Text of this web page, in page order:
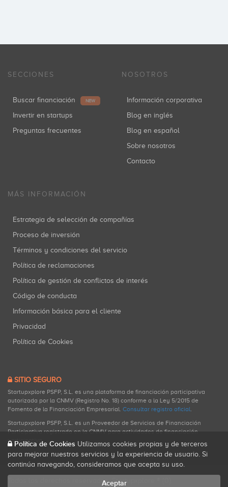
SECCIONES
Buscar financiación NEW
Invertir en startups
Preguntas frecuentes
NOSOTROS
Información corporativa
Blog en inglés
Blog en español
Sobre nosotros
Contacto
MÁS INFORMACIÓN
Estrategia de selección de compañías
Proceso de inversión
Términos y condiciones del servicio
Política de reclamaciones
Política de gestión de conflictos de interés
Código de conducta
Información básica para el cliente
Privacidad
Política de Cookies
SITIO SEGURO
Startupxplore PSFP, S.L. es una plataforma de financiación participativa
autorizada por la CNMV (Registro No. 18) conforme a la Ley 5/2015 de
Fomento de la Financiación Empresarial. Consultar registro oficial.
Startupxplore PSFP, S.L. es un Proveedor de Servicios de Financiación
Participativa registrado en la CNMV para actividades de financiación
participativa.
Todos los derechos reservados. Startupxplore ® {0}.
Política de Cookies Utilizamos cookies propias y de terceros
para mejorar nuestros servicios y la experiencia de usuario. Si
continúa navegando, consideramos que acepta su uso.
Aceptar